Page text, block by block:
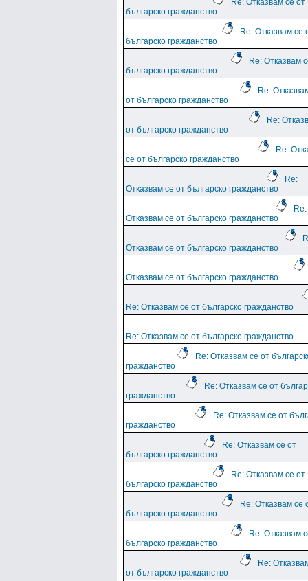
Re: Отказвам се от
българско гражданство
Re: Отказвам се
българско гражданство
Re: Отказвам
българско гражданство
Re:
от българско гражданство
Re:
от българско гражданство
Re:
се от българско гражданство
Re:
Отказвам се от българско гражданство
Re:
Отказвам се от българско гражданство
Отказвам се от българско гражданство
Отказвам се от българско гражданство
Re: Отказвам се от българско гражданство
Re: Отказвам се от българско гражданство
Re: Отказвам се от
гражданство
Re: Отказвам се от
гражданство
Re: Отказвам се от
гражданство
Re: Отказвам се от
българско гражданство
Re: Отказвам се от
българско гражданство
Re: Отказвам се
българско гражданство
Re: Отказвам
българско гражданство
Re:
от българско гражданство